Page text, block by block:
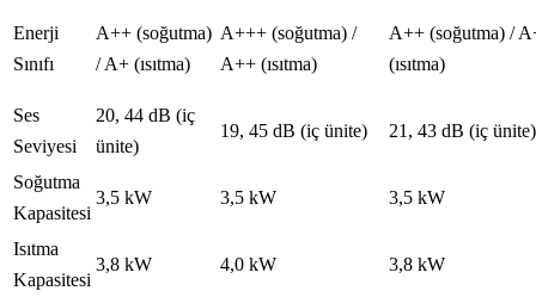
Enerji
Sınıfı
A++ (soğutma)
/ A+ (ısıtma)
A+++ (soğutma) /
A++ (ısıtma)
A++ (soğutma) /
(ısıtma)
Ses
Seviyesi
20, 44 dB (iç
ünite)
19, 45 dB (iç ünite) 21, 43 dB (iç ünite)
Soğutma
Kapasitesi
3,5 kW 3,5 kW 3,5 kW
Isıtma
Kapasitesi
3,8 kW 4,0 kW 3,8 kW